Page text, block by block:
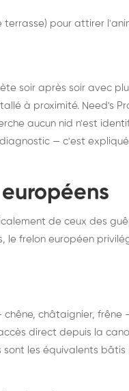
pour attirer
soir après soir avec
à proximité. Need's
aucun nid n'est
— c'est
de ceux des
le frelon européen
chêne, châtaignier, frêne
direct depuis la
les équivalents bâtis